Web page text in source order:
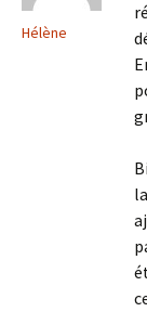
Hélène